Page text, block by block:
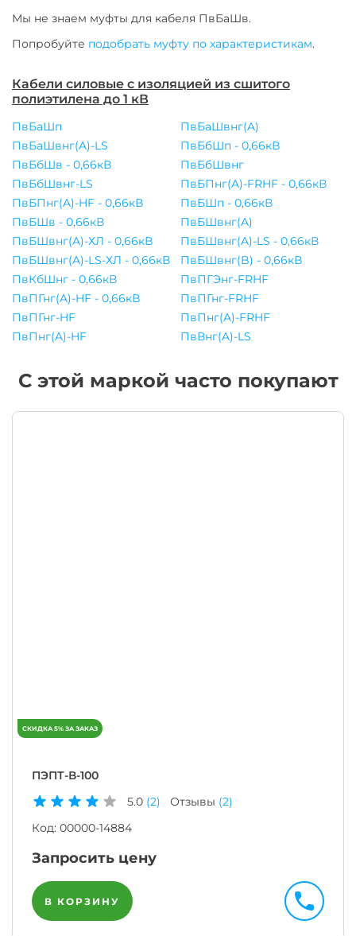
Мы не знаем муфты для кабеля ПвБаШв.
Попробуйте подобрать муфту по характеристикам.
Кабели силовые с изоляцией из сшитого
полиэтилена до 1 кВ
ПвБаШп
ПвБаШвнг(A)
ПвБаШвнг(A)-LS
ПвБбШп - 0,66кВ
ПвБбШв - 0,66кВ
ПвБбШвнг
ПвБбШвнг-LS
ПвБПнг(A)-FRHF - 0,66кВ
ПвБПнг(A)-HF - 0,66кВ
ПвБШп - 0,66кВ
ПвБШв - 0,66кВ
ПвБШвнг(A)
ПвБШвнг(A)-ХЛ - 0,66кВ
ПвБШвнг(A)-LS - 0,66кВ
ПвБШвнг(A)-LS-ХЛ - 0,66кВ
ПвБШвнг(B) - 0,66кВ
ПвКбШнг - 0,66кВ
ПвПГЭнг-FRHF
ПвПГнг(A)-HF - 0,66кВ
ПвПГнг-FRHF
ПвПГнг-HF
ПвПнг(A)-FRHF
ПвПнг(A)-HF
ПвВнг(A)-LS
С этой маркой часто покупают
ПЭПТ-В-100
5.0 (2) Отзывы (2)
Код: 00000-14884
Запросить цену
В КОРЗИНУ